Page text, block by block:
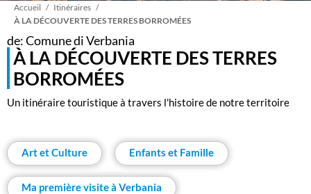
Fil
d'Ariane
Accueil
Itinéraires
À LA DÉCOUVERTE DES TERRES BORROMÉES
de: Comune di Verbania
À LA DÉCOUVERTE DES TERRES
BORROMÉES
Un itinéraire touristique à travers l'histoire de notre territoire
Art et Culture Enfants et Famille
Ma première visite à Verbania